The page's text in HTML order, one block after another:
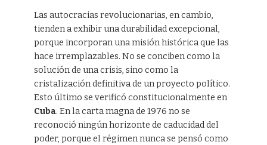
Las autocracias revolucionarias, en cambio,
tienden a exhibir una durabilidad excepcional,
porque incorporan una misión histórica que las
hace irremplazables. No se conciben como la
solución de una crisis, sino como la
cristalización definitiva de un proyecto político.
Esto último se verificó constitucionalmente en
Cuba. En la carta magna de 1976 no se
reconoció ningún horizonte de caducidad del
poder, porque el régimen nunca se pensó como